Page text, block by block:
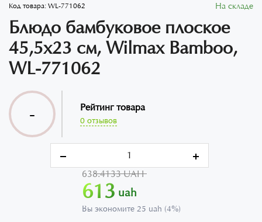
Код товара:WL-771062 На складе
Блюдо бамбуковое плоское
45,5х23 см, Wilmax Bamboo,
WL-771062
- Рейтинг товара
0 отзывов
638.4133 UAH
613 uah
Вы экономите 25 uah (4%)